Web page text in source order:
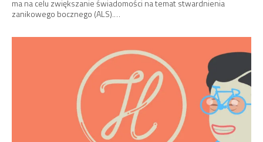
ma na celu zwiększanie świadomości na temat stwardnienia
zanikowego bocznego (ALS).…